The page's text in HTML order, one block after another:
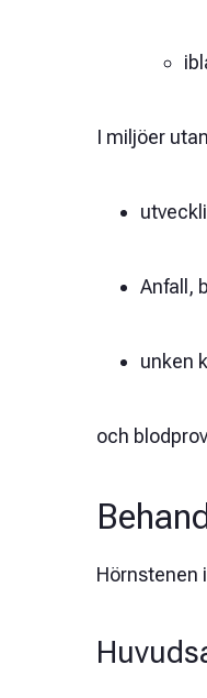
I miljöer
Anfall,
unken
och
Hörnstenen